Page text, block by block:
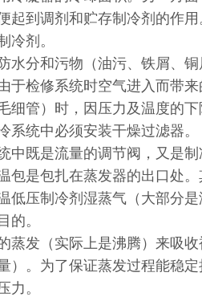
起到调剂和贮存制冷剂的作
冷剂。
水分和污物（油污、铁屑、
于检修系统时空气进入而带
细管）时，因压力及温度的
统中必须安装干燥过滤器。
中既是流量的调节阀，又是
包是包扎在蒸发器的出口处
低压制冷剂湿蒸气（大部分
的。
蒸发（实际上是沸腾）来吸
）。为了保证蒸发过程能稳
力。